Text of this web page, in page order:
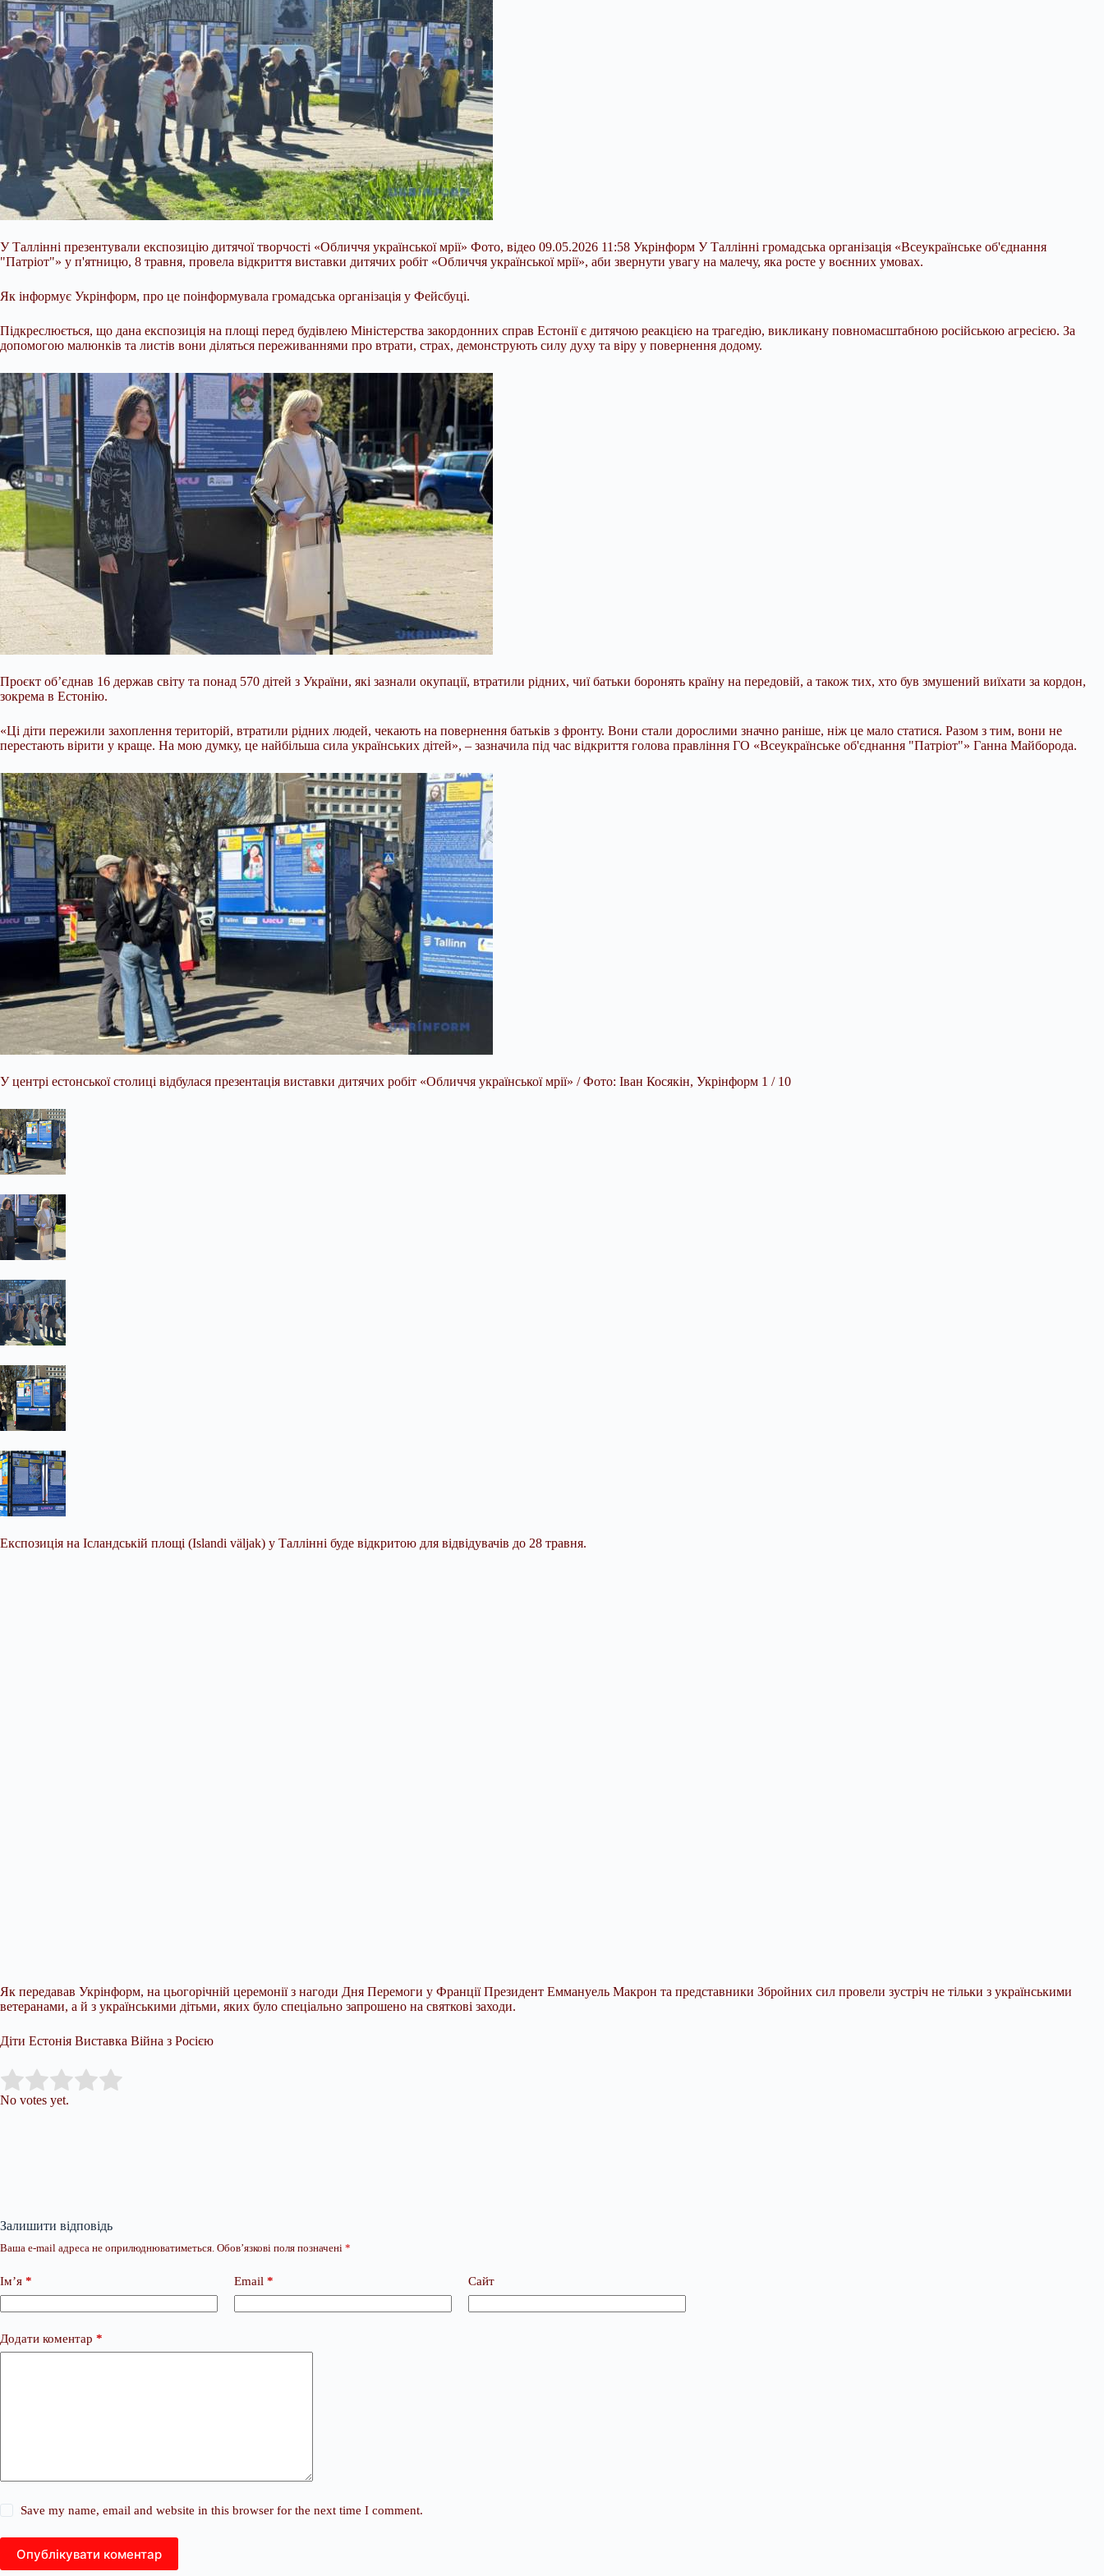
У Таллінні презентували експозицію дитячої творчості «Обличчя української мрії» Фото, відео 09.05.2026 11:58 Укрінформ У Таллінні громадська організація «Всеукраїнське об'єднання
"Патріот"» у п'ятницю, 8 травня, провела відкриття виставки дитячих робіт «Обличчя української мрії», аби звернути увагу на малечу, яка росте у воєнних умовах.
Як інформує Укрінформ, про це поінформувала громадська організація у Фейсбуці.
Підкреслюється, що дана експозиція на площі перед будівлею Міністерства закордонних справ Естонії є дитячою реакцією на трагедію, викликану повномасштабною російською агресією. За
допомогою малюнків та листів вони діляться переживаннями про втрати, страх, демонструють силу духу та віру у повернення додому.
Проєкт об’єднав 16 держав світу та понад 570 дітей з України, які зазнали окупації, втратили рідних, чиї батьки боронять країну на передовій, а також тих, хто був змушений виїхати за кордон,
зокрема в Естонію.
«Ці діти пережили захоплення територій, втратили рідних людей, чекають на повернення батьків з фронту. Вони стали дорослими значно раніше, ніж це мало статися. Разом з тим, вони не
перестають вірити у краще. На мою думку, це найбільша сила українських дітей», – зазначила під час відкриття голова правління ГО «Всеукраїнське об'єднання "Патріот"» Ганна Майборода.
У центрі естонської столиці відбулася презентація виставки дитячих робіт «Обличчя української мрії» / Фото: Іван Косякін, Укрінформ 1 / 10
Експозиція на Ісландській площі (Islandi väljak) у Таллінні буде відкритою для відвідувачів до 28 травня.
Як передавав Укрінформ, на цьогорічній церемонії з нагоди Дня Перемоги у Франції Президент Еммануель Макрон та представники Збройних сил провели зустріч не тільки з українськими
ветеранами, а й з українськими дітьми, яких було спеціально запрошено на святкові заходи.
Діти Естонія Виставка Війна з Росією
Rate this item:
No votes yet.
Залишити відповідь
Ваша e-mail адреса не оприлюднюватиметься. Обов’язкові поля позначені *
Ім’я * Email * Сайт
Додати коментар *
Save my name, email and website in this browser for the next time I comment.
Опублікувати коментар